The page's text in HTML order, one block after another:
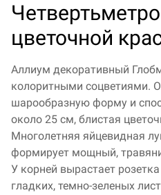
цветочной
Аллиум декоративный
колоритными соцветиями.
шарообразную форму и
около 25 см, блистая
Многолетняя яйцевидная
формирует мощный,
У корней вырастает
гладких, темно-зеленых